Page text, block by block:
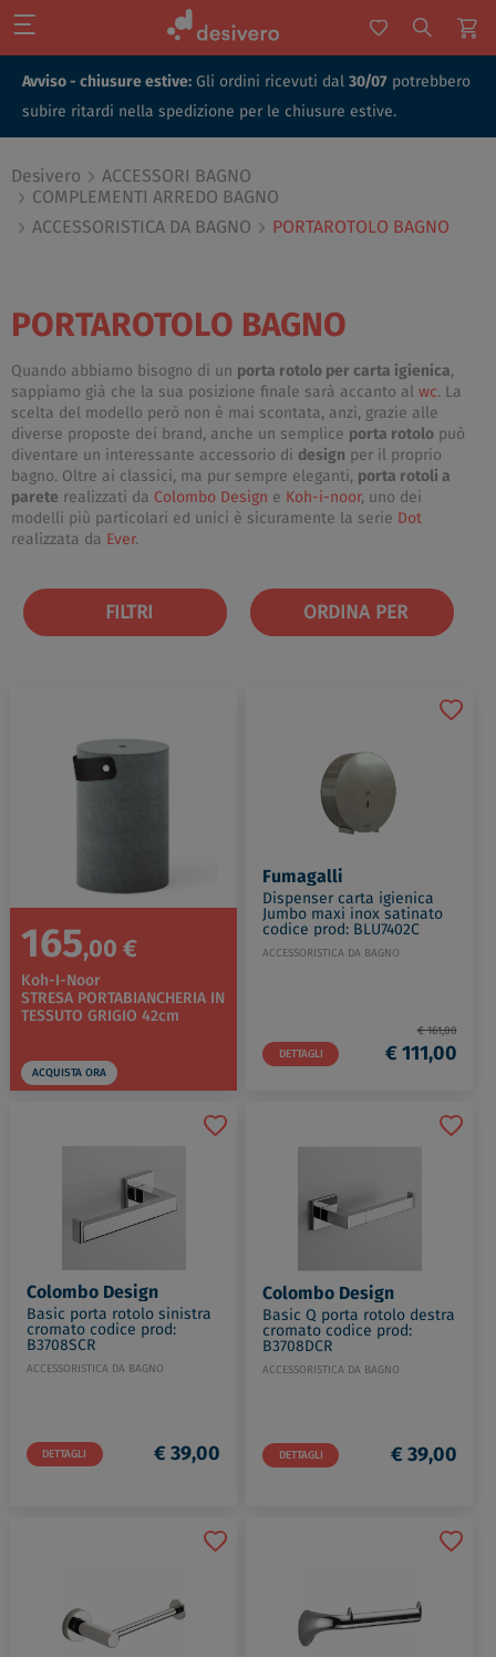
Avviso - chiusure estive: Gli ordini ricevuti dal 30/07 potrebbero
subire ritardi nella spedizione per le chiusure estive.
Desivero
ACCESSORI BAGNO
COMPLEMENTI ARREDO BAGNO
ACCESSORISTICA DA BAGNO
PORTAROTOLO BAGNO
PORTAROTOLO BAGNO
Quando abbiamo bisogno di un porta rotolo per carta igienica,
sappiamo già che la sua posizione finale sarà accanto al wc. La
scelta del modello però non è mai scontata, anzi, grazie alle
diverse proposte dei brand, anche un semplice porta rotolo può
diventare un interessante accessorio di design per il proprio
bagno. Oltre ai classici, ma pur sempre eleganti, porta rotoli a
parete realizzati da Colombo Design e Koh-i-noor, uno dei
modelli più particolari ed unici è sicuramente la serie Dot
realizzata da Ever.
FILTRI ORDINA PER
165,00 €
Koh-I-Noor
STRESA PORTABIANCHERIA IN
TESSUTO GRIGIO 42cm
ACQUISTA ORA
Fumagalli
Dispenser carta igienica
Jumbo maxi inox satinato
codice prod: BLU7402C
ACCESSORISTICA DA BAGNO
DETTAGLI
€ 161,00
€ 111,00
Colombo Design
Basic porta rotolo sinistra
cromato codice prod:
B3708SCR
ACCESSORISTICA DA BAGNO
DETTAGLI € 39,00
Colombo Design
Basic Q porta rotolo destra
cromato codice prod:
B3708DCR
ACCESSORISTICA DA BAGNO
DETTAGLI € 39,00